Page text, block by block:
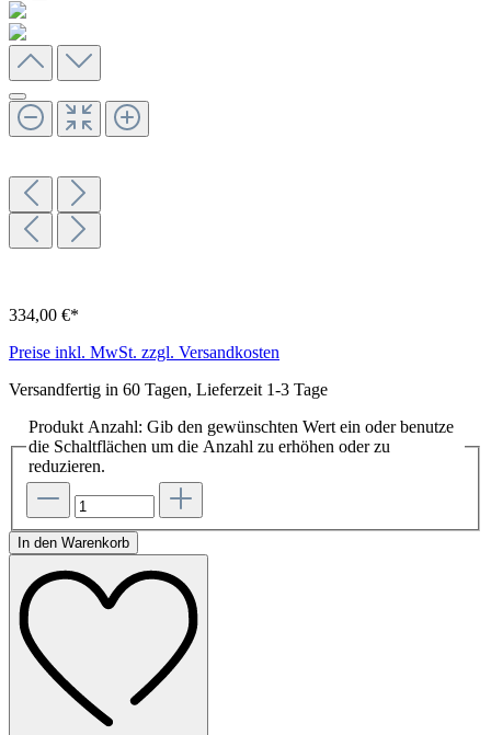
334,00 €*
Preise inkl. MwSt. zzgl. Versandkosten
Versandfertig in 60 Tagen, Lieferzeit 1-3 Tage
Produkt Anzahl: Gib den gewünschten Wert ein oder benutze
die Schaltflächen um die Anzahl zu erhöhen oder zu
reduzieren.
In den Warenkorb